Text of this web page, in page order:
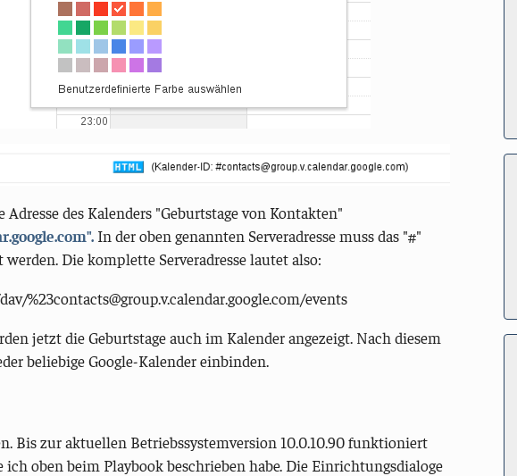
des Kalenders "Geburtstage von Kontakten"
In der oben genannten Serveradresse muss das "#"
Die komplette Serveradresse lautet also:
%23contacts@group.v.calendar.google.com/events
jetzt die Geburtstage auch im Kalender angezeigt. Nach diesem
beliebige Google-Kalender einbinden.
Bis zur aktuellen Betriebssystemversion 10.0.10.90 funktioniert
oben beim Playbook beschrieben habe. Die Einrichtungsdialoge